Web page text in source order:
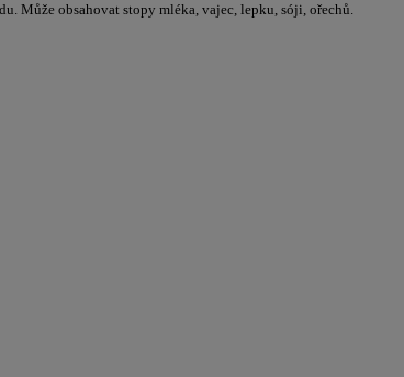
Může obsahovat stopy mléka, vajec, lepku, sóji, ořechů.